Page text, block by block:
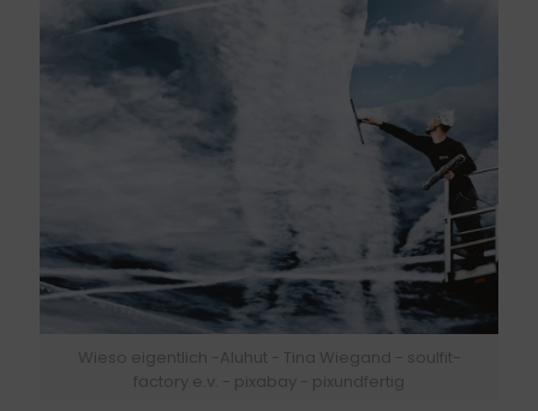
Wieso eigentlich -Aluhut - Tina Wiegand - soulfit-
factory.e.v. - pixabay - pixundfertig